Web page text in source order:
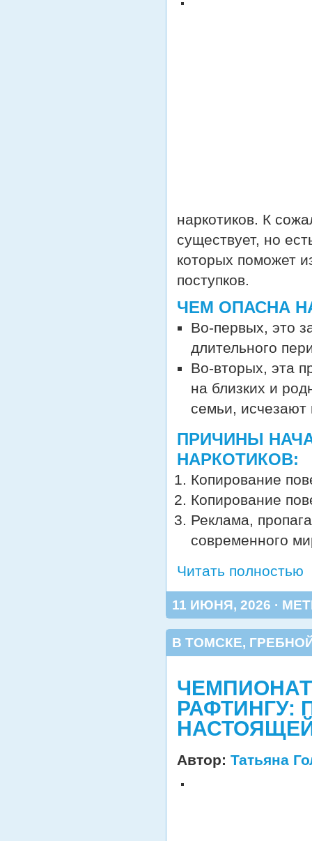
наркотиков. К
существует, но
которых поможет
поступков.
ЧЕМ ОПАСНА
Во-первых, это
длительного
Во-вторых, эта
на близких и
семьи,
ПРИЧИНЫ
НАРКОТИКОВ:
Копирование
Копирование
Реклама,
современного
Читать полностью
11 ИЮНЯ, 2026 ·
В ТОМСКЕ,
РАФТИНГУ:
Автор: Татьяна